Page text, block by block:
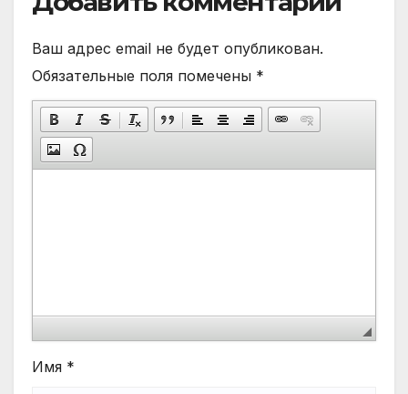
Ваш адрес email не будет опубликован.
Обязательные поля помечены *
Имя *